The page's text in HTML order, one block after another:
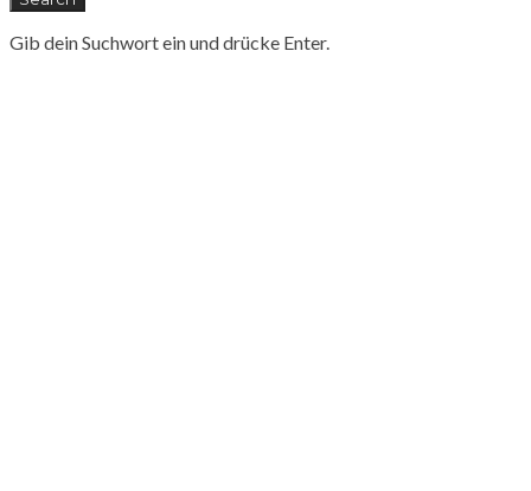
Gib dein Suchwort ein und drücke Enter.